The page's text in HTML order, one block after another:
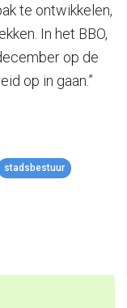
te ontwikkelen,
In het BBO,
op de
op in gaan.”
stadsbestuur